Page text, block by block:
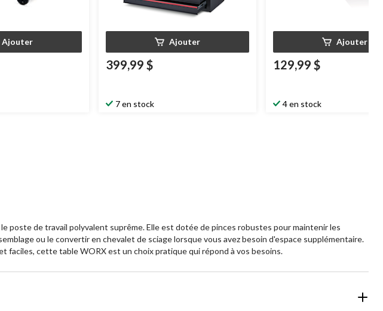
Ajouter Ajouter
399,99 $
7 en stock
Ajouter
129,99 $
4 en stock
poste de travail polyvalent suprême. Elle est dotée de pinces robustes pour maintenir les
ou le convertir en chevalet de sciage lorsque vous avez besoin d'espace supplémentaire.
faciles, cette table WORX est un choix pratique qui répond à vos besoins.